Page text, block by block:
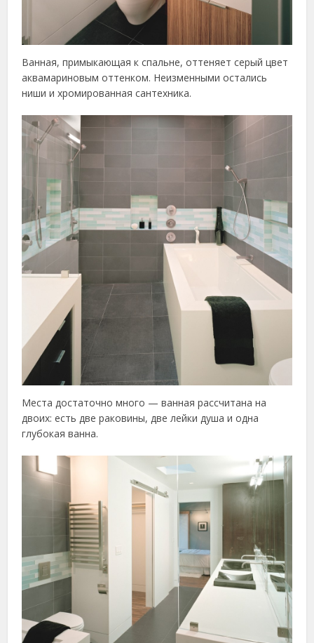
Ванная, примыкающая к спальне, оттеняет серый цвет
аквамариновым оттенком. Неизменными остались
ниши и хромированная сантехника.
Места достаточно много — ванная рассчитана на
двоих: есть две раковины, две лейки душа и одна
глубокая ванна.